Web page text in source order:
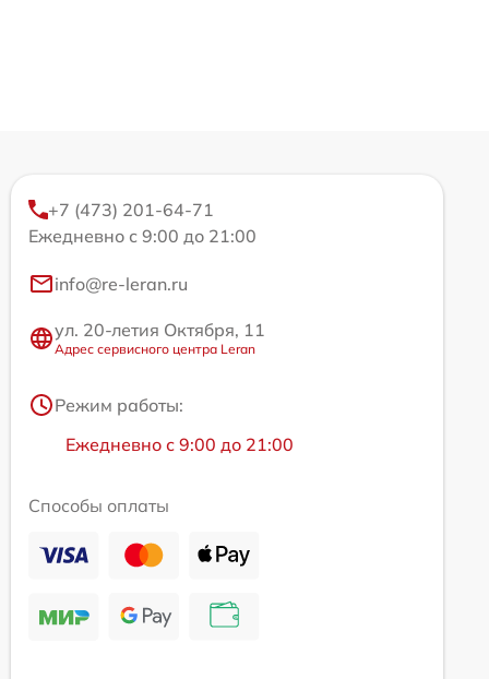
+7 (473) 201-64-71
Ежедневно с 9:00 до 21:00
info@re-leran.ru
ул. 20-летия Октября, 11
Адрес сервисного центра Leran
Режим работы:
Ежедневно с 9:00 до 21:00
Способы оплаты